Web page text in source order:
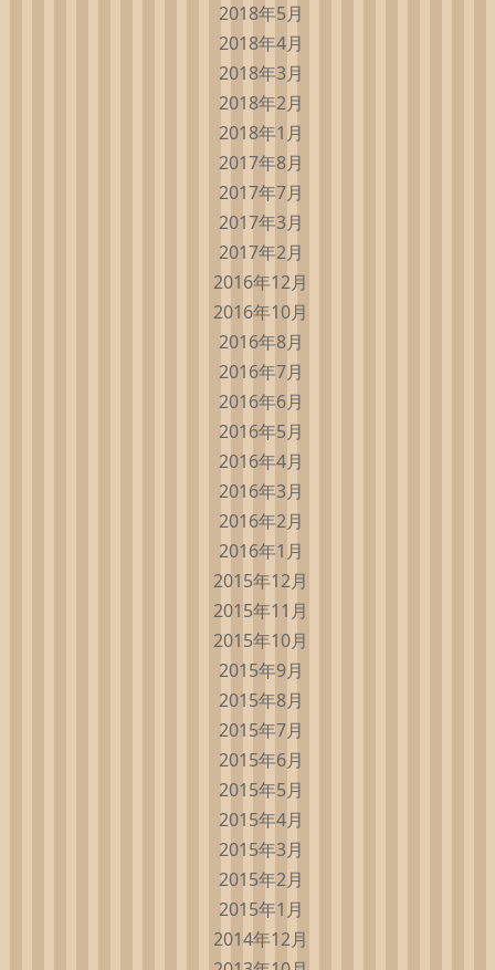
2018年5月
2018年4月
2018年3月
2018年2月
2018年1月
2017年8月
2017年7月
2017年3月
2017年2月
2016年12月
2016年10月
2016年8月
2016年7月
2016年6月
2016年5月
2016年4月
2016年3月
2016年2月
2016年1月
2015年12月
2015年11月
2015年10月
2015年9月
2015年8月
2015年7月
2015年6月
2015年5月
2015年4月
2015年3月
2015年2月
2015年1月
2014年12月